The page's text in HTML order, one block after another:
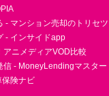
- マンション売却のトリセツ
- インサイドapp
アニメディアVOD比較
信 - MoneyLendingマスター
保険ナビ